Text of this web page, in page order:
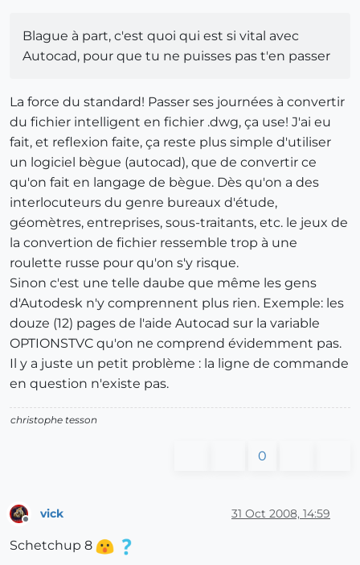
Blague à part, c'est quoi qui est si vital avec
Autocad, pour que tu ne puisses pas t'en passer
La force du standard! Passer ses journées à convertir
du fichier intelligent en fichier .dwg, ça use! J'ai eu
fait, et reflexion faite, ça reste plus simple d'utiliser
un logiciel bègue (autocad), que de convertir ce
qu'on fait en langage de bègue. Dès qu'on a des
interlocuteurs du genre bureaux d'étude,
géomètres, entreprises, sous-traitants, etc. le jeux de
la convertion de fichier ressemble trop à une
roulette russe pour qu'on s'y risque.
Sinon c'est une telle daube que même les gens
d'Autodesk n'y comprennent plus rien. Exemple: les
douze (12) pages de l'aide Autocad sur la variable
OPTIONSTVC qu'on ne comprend évidemment pas.
Il y a juste un petit problème : la ligne de commande
en question n'existe pas.
christophe tesson
0
vick 31 Oct 2008, 14:59
Schetchup 8